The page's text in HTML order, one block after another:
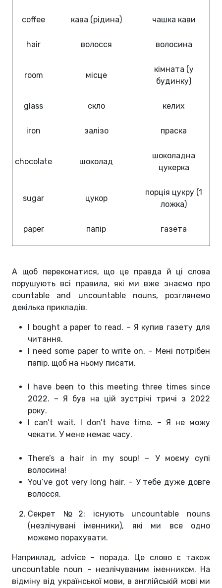
coffee кава (рідина) чашка кави
hair волосся волосина
room місце
кімната (у
будинку)
glass скло келих
iron залізо праска
chocolate шоколад
шоколадна
цукерка
sugar цукор
порція цукру (1
ложка)
paper папір газета
А щоб переконатися, що це правда й ці слова
порушують всі правила, які ми вже знаємо про
countable and uncountable nouns, розглянемо
декілька прикладів.
I bought a paper to read. – Я купив газету для
читання.
I need some paper to write on. – Мені потрібен
папір, щоб на ньому писати.
I have been to this meeting three times since
2022. – Я був на цій зустрічі тричі з 2022
року.
I can’t wait. I don’t have time. – Я не можу
чекати. У мене немає часу.
There’s a hair in my soup! – У моєму супі
волосина!
You’ve got very long hair. – У тебе дуже довге
волосся.
Секрет №2: існують uncountable nouns
(незлічувані іменники), які ми все одно
можемо порахувати.
Наприклад, advice – порада. Це слово є також
uncountable noun – незлічуваним іменником. На
відміну від української мови, в англійській мові ми